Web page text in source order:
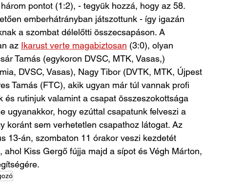
pontot (1:2), - tegyük hozzá, hogy az 58.
emberhátrányban játszottunk - így igazán
a szombat délelőtti összecsapáson. A
az Ikarust verte magabiztosan (3:0), olyan
Tamás (egykoron DVSC, MTK, Vasas,)
DVSC, Vasas), Nagy Tibor (DVTK, MTK, Újpest
Tamás (FTC), akik ugyan már túl vannak profi
és rutinjuk valamint a csapat összeszokottsága
ugyanakkor, hogy ezúttal csapatunk felveszi a
koránt sem verhetetlen csapathoz látogat. Az
13-án, szombaton 11 órakor veszi kezdetét
Kiss Gergő fújja majd a sípot és Végh Márton,